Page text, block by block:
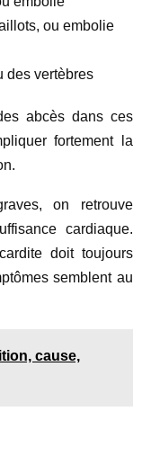
ou embolie
des vertèbres
abcès dans ces
fortement la
on retrouve
cardiaque.
doit toujours
semblent au
cause,